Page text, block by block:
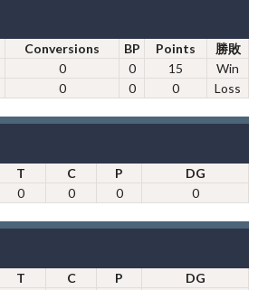
Conversions BP Points
勝敗
0 0 15
Win
0 0 0 Loss
T C P
DG
0
0 0 0
T C P
DG